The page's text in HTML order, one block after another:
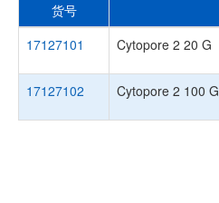
货号
17127101
Cytopore 2 20 G
17127102 Cytopore 2 100 G